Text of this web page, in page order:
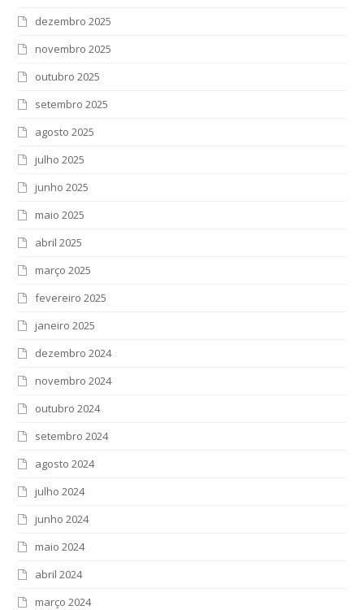
dezembro 2025
novembro 2025
outubro 2025
setembro 2025
agosto 2025
julho 2025
junho 2025
maio 2025
abril 2025
março 2025
fevereiro 2025
janeiro 2025
dezembro 2024
novembro 2024
outubro 2024
setembro 2024
agosto 2024
julho 2024
junho 2024
maio 2024
abril 2024
março 2024